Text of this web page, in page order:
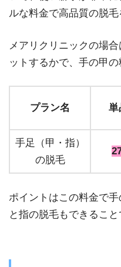
ルな料金で高品質の脱毛
メアリクリニックの場
ットするかで、手の甲の
プラン名 単
手足（甲・指）
の脱毛
ポイントはこの料金で
と指の脱毛もできること